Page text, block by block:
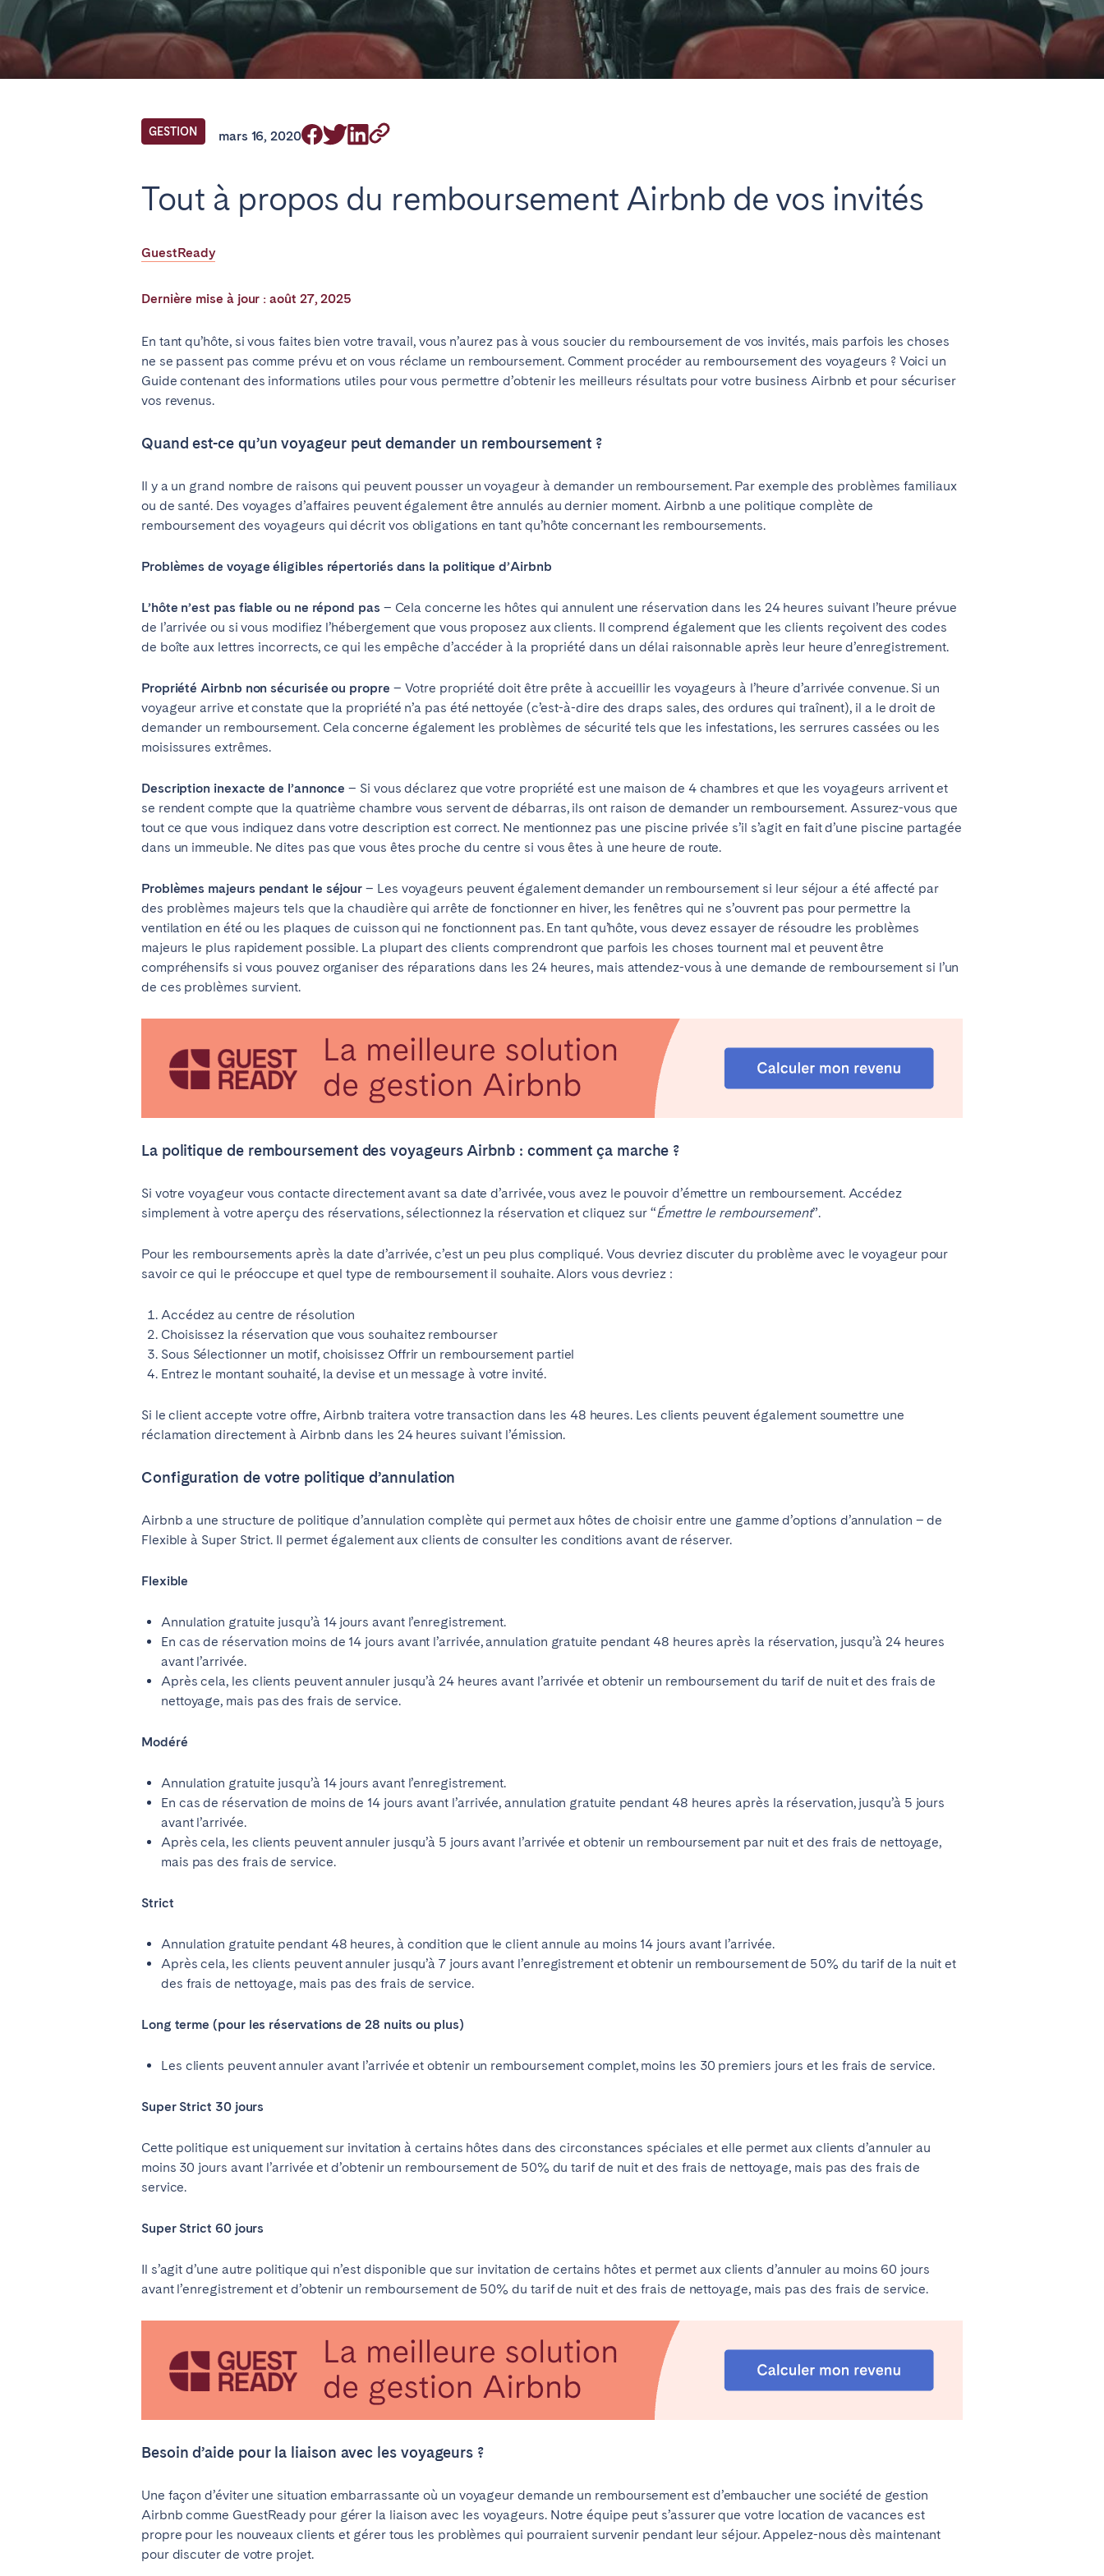
GESTION mars 16, 2020
Tout à propos du remboursement Airbnb de vos invités
GuestReady
Dernière mise à jour : août 27, 2025
En tant qu’hôte, si vous faites bien votre travail, vous n’aurez pas à vous soucier du remboursement de vos invités, mais parfois les choses
ne se passent pas comme prévu et on vous réclame un remboursement. Comment procéder au remboursement des voyageurs ? Voici un
Guide contenant des informations utiles pour vous permettre d’obtenir les meilleurs résultats pour votre business Airbnb et pour sécuriser
vos revenus.
Quand est-ce qu’un voyageur peut demander un remboursement ?
Il y a un grand nombre de raisons qui peuvent pousser un voyageur à demander un remboursement. Par exemple des problèmes familiaux
ou de santé. Des voyages d’affaires peuvent également être annulés au dernier moment. Airbnb a une politique complète de
remboursement des voyageurs qui décrit vos obligations en tant qu’hôte concernant les remboursements.
Problèmes de voyage éligibles répertoriés dans la politique d’Airbnb
L’hôte n’est pas fiable ou ne répond pas – Cela concerne les hôtes qui annulent une réservation dans les 24 heures suivant l’heure prévue
de l’arrivée ou si vous modifiez l’hébergement que vous proposez aux clients. Il comprend également que les clients reçoivent des codes
de boîte aux lettres incorrects, ce qui les empêche d’accéder à la propriété dans un délai raisonnable après leur heure d’enregistrement.
Propriété Airbnb non sécurisée ou propre – Votre propriété doit être prête à accueillir les voyageurs à l’heure d’arrivée convenue. Si un
voyageur arrive et constate que la propriété n’a pas été nettoyée (c’est-à-dire des draps sales, des ordures qui traînent), il a le droit de
demander un remboursement. Cela concerne également les problèmes de sécurité tels que les infestations, les serrures cassées ou les
moisissures extrêmes.
Description inexacte de l’annonce– Si vous déclarez que votre propriété est une maison de 4 chambres et que les voyageurs arrivent et
se rendent compte que la quatrième chambre vous servent de débarras, ils ont raison de demander un remboursement. Assurez-vous que
tout ce que vous indiquez dans votre description est correct. Ne mentionnez pas une piscine privée s’il s’agit en fait d’une piscine partagée
dans un immeuble. Ne dites pas que vous êtes proche du centre si vous êtes à une heure de route.
Problèmes majeurs pendant le séjour – Les voyageurs peuvent également demander un remboursement si leur séjour a été affecté par
des problèmes majeurs tels que la chaudière qui arrête de fonctionner en hiver, les fenêtres qui ne s’ouvrent pas pour permettre la
ventilation en été ou les plaques de cuisson qui ne fonctionnent pas. En tant qu’hôte, vous devez essayer de résoudre les problèmes
majeurs le plus rapidement possible. La plupart des clients comprendront que parfois les choses tournent mal et peuvent être
compréhensifs si vous pouvez organiser des réparations dans les 24 heures, mais attendez-vous à une demande de remboursement si l’un
de ces problèmes survient.
La politique de remboursement des voyageurs Airbnb : comment ça marche ?
Si votre voyageur vous contacte directement avant sa date d’arrivée, vous avez le pouvoir d’émettre un remboursement. Accédez
simplement à votre aperçu des réservations, sélectionnez la réservation et cliquez sur “Émettre le remboursement”.
Pour les remboursements après la date d’arrivée, c’est un peu plus compliqué. Vous devriez discuter du problème avec le voyageur pour
savoir ce qui le préoccupe et quel type de remboursement il souhaite. Alors vous devriez :
Accédez au centre de résolution
Choisissez la réservation que vous souhaitez rembourser
Sous Sélectionner un motif, choisissez Offrir un remboursement partiel
Entrez le montant souhaité, la devise et un message à votre invité.
Si le client accepte votre offre, Airbnb traitera votre transaction dans les 48 heures. Les clients peuvent également soumettre une
réclamation directement à Airbnb dans les 24 heures suivant l’émission.
Configuration de votre politique d’annulation
Airbnb a une structure de politique d’annulation complète qui permet aux hôtes de choisir entre une gamme d’options d’annulation – de
Flexible à Super Strict. Il permet également aux clients de consulter les conditions avant de réserver.
Flexible
Annulation gratuite jusqu’à 14 jours avant l’enregistrement.
En cas de réservation moins de 14 jours avant l’arrivée, annulation gratuite pendant 48 heures après la réservation, jusqu’à 24 heures
avant l’arrivée.
Après cela, les clients peuvent annuler jusqu’à 24 heures avant l’arrivée et obtenir un remboursement du tarif de nuit et des frais de
nettoyage, mais pas des frais de service.
Modéré
Annulation gratuite jusqu’à 14 jours avant l’enregistrement.
En cas de réservation de moins de 14 jours avant l’arrivée, annulation gratuite pendant 48 heures après la réservation, jusqu’à 5 jours
avant l’arrivée.
Après cela, les clients peuvent annuler jusqu’à 5 jours avant l’arrivée et obtenir un remboursement par nuit et des frais de nettoyage,
mais pas des frais de service.
Strict
Annulation gratuite pendant 48 heures, à condition que le client annule au moins 14 jours avant l’arrivée.
Après cela, les clients peuvent annuler jusqu’à 7 jours avant l’enregistrement et obtenir un remboursement de 50% du tarif de la nuit et
des frais de nettoyage, mais pas des frais de service.
Long terme (pour les réservations de 28 nuits ou plus)
Les clients peuvent annuler avant l’arrivée et obtenir un remboursement complet, moins les 30 premiers jours et les frais de service.
Super Strict 30 jours
Cette politique est uniquement sur invitation à certains hôtes dans des circonstances spéciales et elle permet aux clients d’annuler au
moins 30 jours avant l’arrivée et d’obtenir un remboursement de 50% du tarif de nuit et des frais de nettoyage, mais pas des frais de
service.
Super Strict 60 jours
Il s’agit d’une autre politique qui n’est disponible que sur invitation de certains hôtes et permet aux clients d’annuler au moins 60 jours
avant l’enregistrement et d’obtenir un remboursement de 50% du tarif de nuit et des frais de nettoyage, mais pas des frais de service.
Besoin d’aide pour la liaison avec les voyageurs ?
Une façon d’éviter une situation embarrassante où un voyageur demande un remboursement est d’embaucher une société de gestion
Airbnb comme GuestReady pour gérer la liaison avec les voyageurs. Notre équipe peut s’assurer que votre location de vacances est
propre pour les nouveaux clients et gérer tous les problèmes qui pourraient survenir pendant leur séjour. Appelez-nous dès maintenant
pour discuter de votre projet.
Find your location. Fermer
Cannes Dijon La Baule Lille
Lyon
Paris
IRELAND
Dublin
ESPAGNE
Mallorca
Marbella Salamanca
ANDALUSIA
Málaga
Seville
CANARY ISLANDS
El Hierro
Lanzarote
Tenerife
SWITZERLAND
Zürich
ÉMIRATS ARABES UNIS
Dubaï
ANGLETERRE
Birmingham Bristol Liverpool
Edinburgh
Cardiff
PORTUGAL
Albufeira Aveiro Beja
Évora
Leiria Lisbonne
MADÈRE
AZORES
Choisir la langue